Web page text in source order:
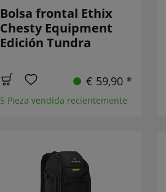
Bolsa frontal Ethix
Chesty Equipment
Edición Tundra
€ 59,90 *
5 Pieza vendida recientemente